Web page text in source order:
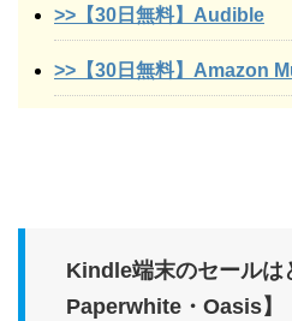
>>【30日無料】Audible
>>【30日無料】Amazon
Kindle端末のセールは
Paperwhite・Oasis】